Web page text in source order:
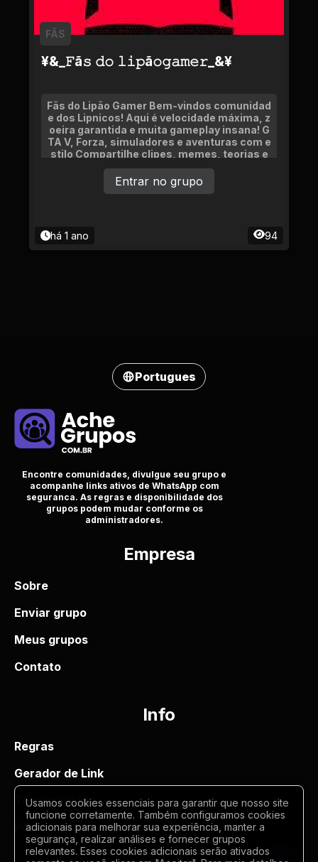
¥&_𝙵ã𝚜 𝚍𝚘 𝚕𝚒𝚙ã𝚘𝚐𝚊𝚖𝚎𝚛_&¥
FÃS
Fãs do Lipão Gamer Bem-vindos comunidad
e dos Lipnicos! Aqui é velocidade máxima, z
oeira garantida e muita gameplay insana! G
TA V, Forza, simuladores e aventuras com e
stilo Compartilhe clipes, memes, teorias e
momentos épicos
há 1 ano 94
Entrar no grupo
Portugues
Encontre comunidades, divulgue seu grupo e
acompanhe links ativos de WhatsApp com
seguranca. As regras e disponibilidade dos
grupos podem mudar conforme os
administradores.
Empresa
Sobre
Enviar grupo
Meus grupos
Contato
Info
Regras
Gerador de Link
Termos de uso
Politica de privacidade
Usamos cookies essenciais para garantir que nosso site
funcione corretamente. Também configuramos cookies
adicionais para melhorar sua experiência, manter a
segurança, realizar análises e fornecer grupos
relevantes. Esses cookies adicionais serão ativados